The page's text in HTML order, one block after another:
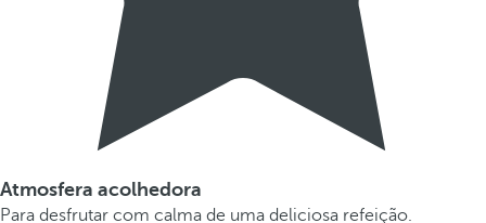
Atmosfera acolhedora
Para desfrutar com calma de uma deliciosa refeição.